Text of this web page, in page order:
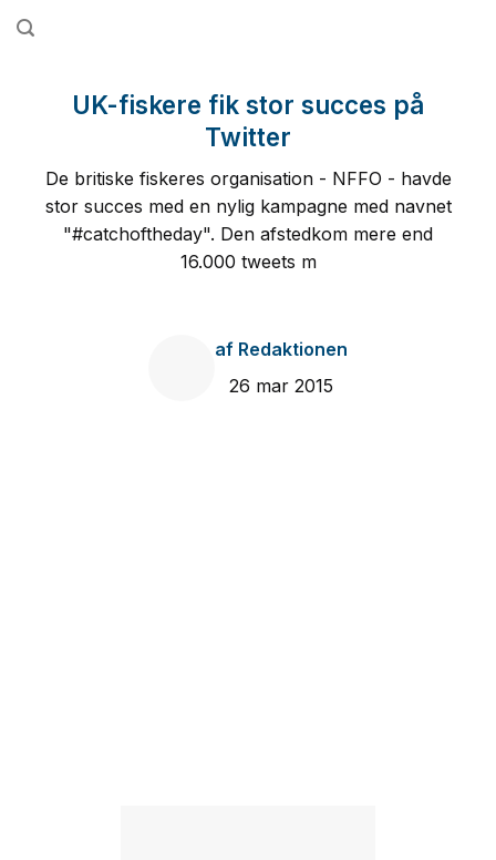
Fortsæt
UK-fiskere fik stor succes på
Twitter
De britiske fiskeres organisation - NFFO - havde
stor succes med en nylig kampagne med navnet
"#catchoftheday". Den afstedkom mere end
16.000 tweets m
af Redaktionen
26 mar 2015